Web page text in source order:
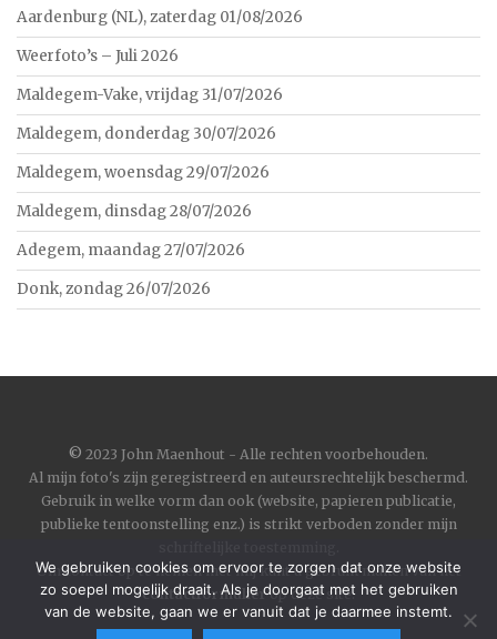
Aardenburg (NL), zaterdag 01/08/2026
Weerfoto’s – Juli 2026
Maldegem-Vake, vrijdag 31/07/2026
Maldegem, donderdag 30/07/2026
Maldegem, woensdag 29/07/2026
Maldegem, dinsdag 28/07/2026
Adegem, maandag 27/07/2026
Donk, zondag 26/07/2026
© 2023 John Maenhout - Alle rechten voorbehouden.
Al mijn foto's zijn geregistreerd en auteursrechtelijk beschermd.
Gebruik in welke vorm dan ook (website, papieren publicatie,
publieke tentoonstelling enz.) is strikt verboden zonder mijn
Om contact op te nemen met mij kunt u gebruik maken van het
contactformulierop deze site.
We gebruiken cookies om ervoor te zorgen dat onze website
zo soepel mogelijk draait. Als je doorgaat met het gebruiken
van de website, gaan we er vanuit dat je daarmee instemt.